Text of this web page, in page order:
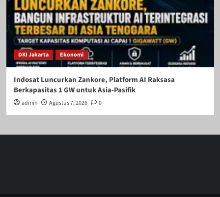
DKI Jakarta Ekonomi
Indosat Luncurkan Zankore, Platform AI Raksasa
Berkapasitas 1 GW untuk Asia-Pasifik
admin Agustus 7, 2026 0